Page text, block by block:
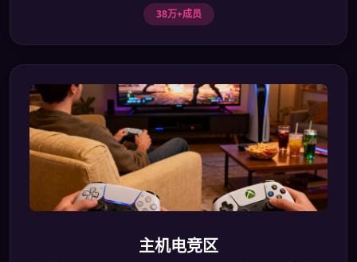
38万+成员
主机电竞区